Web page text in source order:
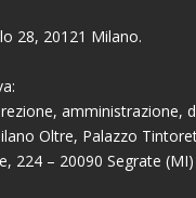
28, 20121 Milano.
amministrazione,
Oltre, Palazzo
224 – 20090 Segrate (MI)